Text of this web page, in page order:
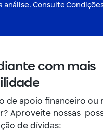
análise. Consulte
com mais
de apoio financeiro ou
Aproveite nossas
de dívidas: